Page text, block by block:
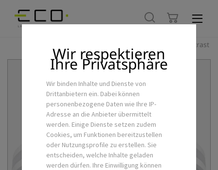
Hoher Kontrast
Wir respektieren
Ihre Privatsphäre
Wir binden Inhalte und Dienste von
Drittanbietern ein. Dabei können
personenbezogene Daten wie Ihre IP-
Adresse an die Anbieter übermittelt
werden. Einige Dienste setzen zudem
Cookies, um Funktionen bereitzustellen
oder Nutzungsprofile zu erstellen. Sie
entscheiden, welche Inhalte geladen
werden dürfen. Ihre Einwilligung können